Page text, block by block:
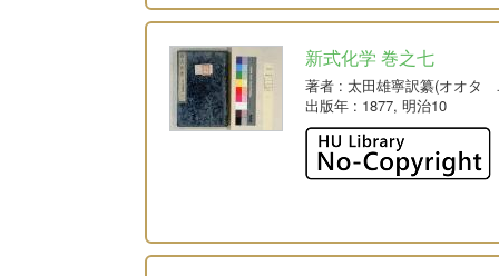
新式化学 巻之七
著者 : 太田雄寧訳纂(オオタ
出版年 : 1877, 明治10